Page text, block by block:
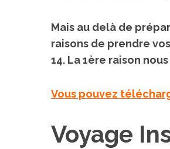
Mais au delà de
raisons de prendre
14. La 1ère raison
Vous pouvez
Voyage